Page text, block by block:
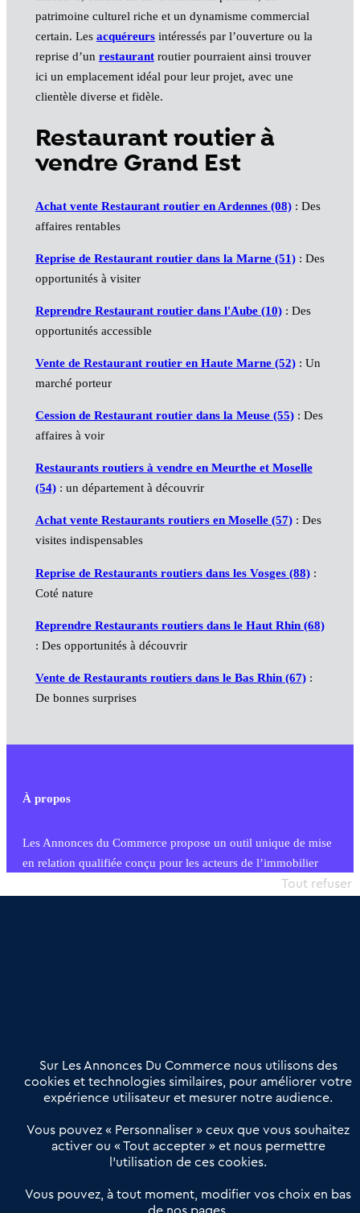
patrimoine culturel riche et un dynamisme commercial
certain. Les acquéreursintéressés par l’ouverture ou la
reprise d’un restaurantroutier pourraient ainsi trouver
ici un emplacement idéal pour leur projet, avec une
clientèle diverse et fidèle.
Restaurant routier à
vendre Grand Est
Achat vente Restaurant routier en Ardennes (08): Des
affaires rentables
Reprise de Restaurant routier dans la Marne (51): Des
opportunités à visiter
Reprendre Restaurant routier dans l'Aube (10): Des
opportunités accessible
Vente de Restaurant routier en Haute Marne (52): Un
marché porteur
Cession de Restaurant routier dans la Meuse (55): Des
affaires à voir
Restaurants routiers à vendre en Meurthe et Moselle
(54): un département à découvrir
Achat vente Restaurants routiers en Moselle (57): Des
visites indispensables
Reprise de Restaurants routiers dans les Vosges (88):
Coté nature
Reprendre Restaurants routiers dans le Haut Rhin (68)
: Des opportunités à découvrir
Vente de Restaurants routiers dans le Bas Rhin (67):
De bonnes surprises
À propos
Les Annonces du Commerce propose un outil unique de mise
en relation qualifiée conçu pour les acteurs de l’immobilier
commercial et les collectivités territoriales, simple et intégrant
Offres Pro
Actualités
Qui sommes nous ?
Derniers articles
Réseau 3C : un partenaire national dédié aux transactions
Petitscommerces : Un partenariat au service du commerce de
Sur Les Annonces Du Commerce nous utilisons des
cookies et technologies similaires, pour améliorer votre
expérience utilisateur et mesurer notre audience.
Vous pouvez « Personnaliser » ceux que vous souhaitez
activer ou « Tout accepter » et nous permettre
l’utilisation de ces cookies.
Vous pouvez, à tout moment, modifier vos choix en bas
Tout refuser